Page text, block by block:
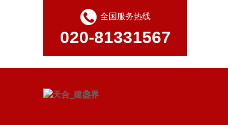
全国服务热线
020-81331567